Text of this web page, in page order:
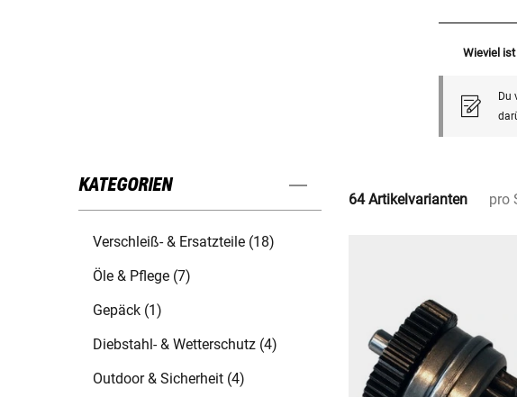
Wieviel
Du
KATEGORIEN
Verschleiß- & Ersatzteile (18)
Öle & Pflege (7)
Gepäck (1)
Diebstahl- & Wetterschutz (4)
Outdoor & Sicherheit (4)
64 Artikelvarianten pro